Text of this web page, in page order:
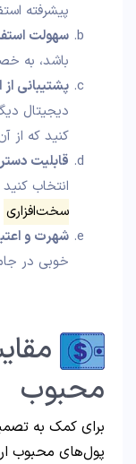
پیشرفته
سهولت
باشد، به
پشتیبانی
دیجیتال
کنید که از
قابلیت
انتخاب
سخت‌افزاری
شهرت و
خوبی در
محبوب
برای کمک به
پول‌های محبوب